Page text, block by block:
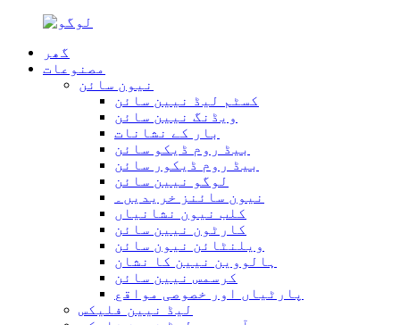
گھر
مصنوعات
نیون سائن
کسٹم لیڈ نیین سائن
ویڈنگ نیین سائن
بار کے نشانات
بیڈ روم ڈیکو سائن
بیڈ روم ڈیکور سائن
لوگو نیین سائن
نیون سائنز خریدیں۔
کلب نیون نشانیاں
کارٹون نیین سائن
ویلنٹائن نیون سائن
ہالووین نیین کا نشان
کرسمس نیین سائن
پارٹیاں اور خصوصی مواقع
لیڈ نیین فلیکس